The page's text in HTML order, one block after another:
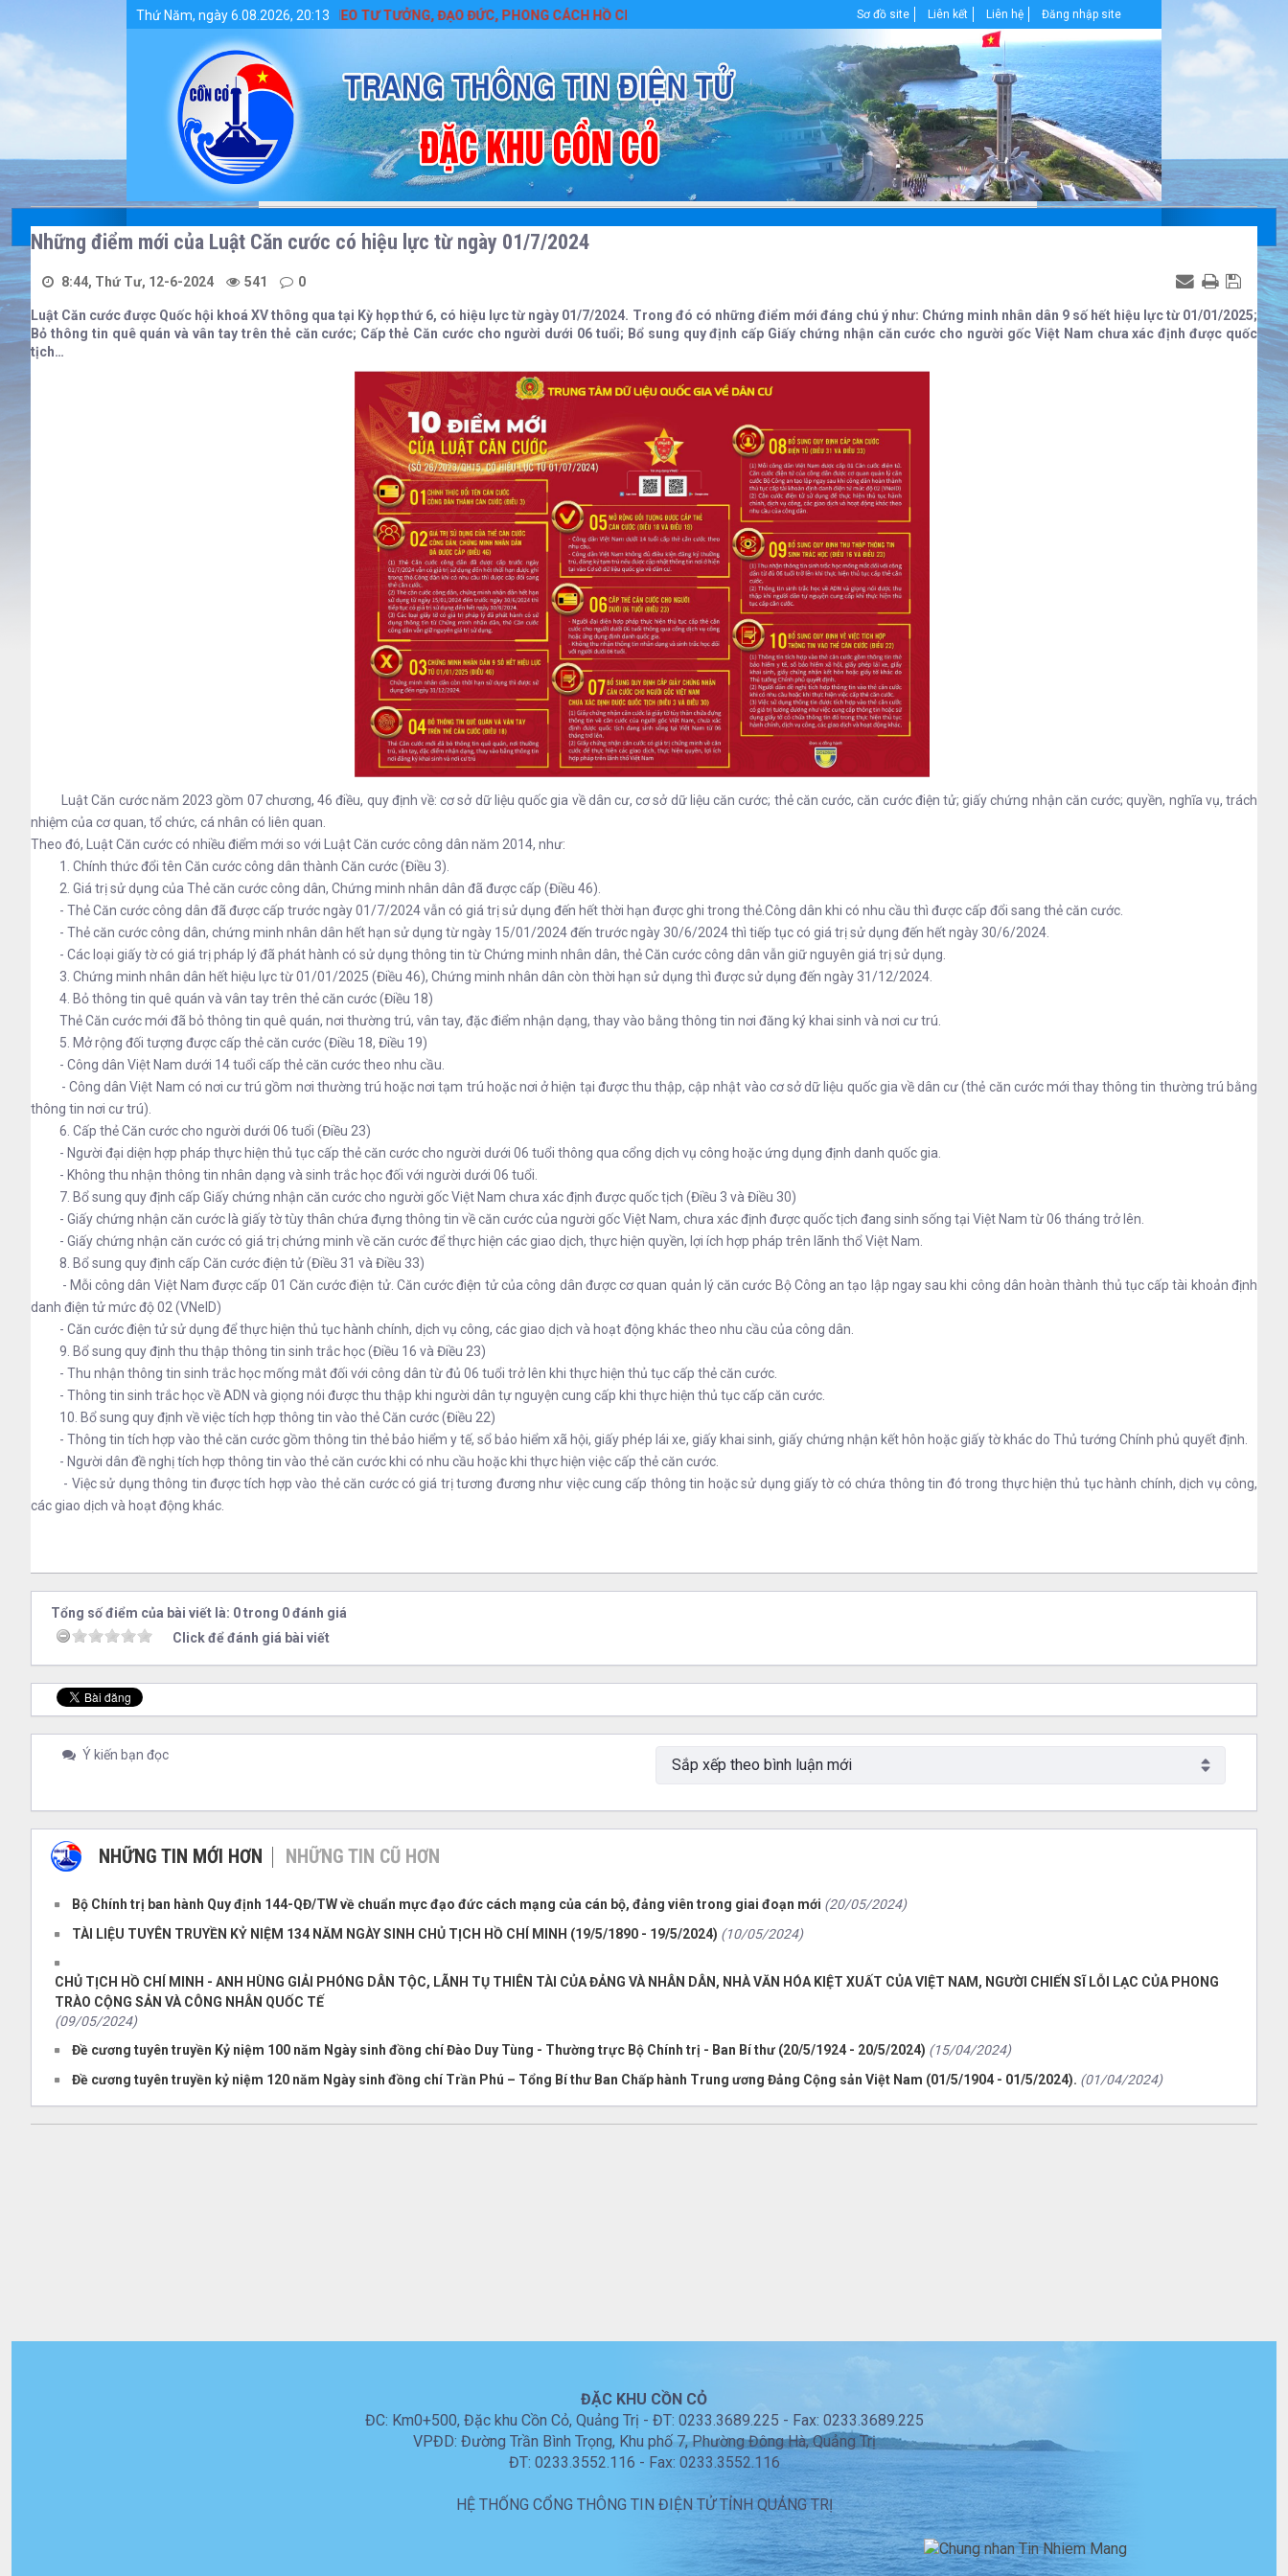
Chi tiết tin tức - Huyện Cồn Cỏ
Thứ Năm, ngày 6.08.2026, 20:13
ĐẨY MẠNH HỌC TẬP VÀ LÀM THEO TƯ TƯỞNG, ĐẠO ĐỨC, PHONG CÁCH HỒ CHÍ MINH Sơ đồ site Liên kết Liên hệ Đăng nhập site
Những điểm mới của Luật Căn cước có hiệu lực từ ngày 01/7/2024
8:44, Thứ Tư, 12-6-2024 541 0
Luật Căn cước được Quốc hội khoá XV thông qua tại Kỳ họp thứ 6, có hiệu lực từ ngày 01/7/2024. Trong đó có những điểm mới đáng chú ý như: Chứng minh nhân dân 9 số hết hiệu lực từ 01/01/2025;
Bỏ thông tin quê quán và vân tay trên thẻ căn cước; Cấp thẻ Căn cước cho người dưới 06 tuổi; Bổ sung quy định cấp Giấy chứng nhận căn cước cho người gốc Việt Nam chưa xác định được quốc
tịch…
Luật Căn cước năm 2023 gồm 07 chương, 46 điều, quy định về: cơ sở dữ liệu quốc gia về dân cư, cơ sở dữ liệu căn cước; thẻ căn cước, căn cước điện tử; giấy chứng nhận căn cước; quyền, nghĩa vụ, trách
nhiệm của cơ quan, tổ chức, cá nhân có liên quan.
Theo đó, Luật Căn cước có nhiều điểm mới so với Luật Căn cước công dân năm 2014, như:
1. Chính thức đổi tên Căn cước công dân thành Căn cước (Điều 3).
2. Giá trị sử dụng của Thẻ căn cước công dân, Chứng minh nhân dân đã được cấp (Điều 46).
- Thẻ Căn cước công dân đã được cấp trước ngày 01/7/2024 vẫn có giá trị sử dụng đến hết thời hạn được ghi trong thẻ.Công dân khi có nhu cầu thì được cấp đổi sang thẻ căn cước.
- Thẻ căn cước công dân, chứng minh nhân dân hết hạn sử dụng từ ngày 15/01/2024 đến trước ngày 30/6/2024 thì tiếp tục có giá trị sử dụng đến hết ngày 30/6/2024.
- Các loại giấy tờ có giá trị pháp lý đã phát hành có sử dụng thông tin từ Chứng minh nhân dân, thẻ Căn cước công dân vẫn giữ nguyên giá trị sử dụng.
3. Chứng minh nhân dân hết hiệu lực từ 01/01/2025 (Điều 46), Chứng minh nhân dân còn thời hạn sử dụng thì được sử dụng đến ngày 31/12/2024.
4. Bỏ thông tin quê quán và vân tay trên thẻ căn cước (Điều 18)
Thẻ Căn cước mới đã bỏ thông tin quê quán, nơi thường trú, vân tay, đặc điểm nhận dạng, thay vào bằng thông tin nơi đăng ký khai sinh và nơi cư trú.
5. Mở rộng đối tượng được cấp thẻ căn cước (Điều 18, Điều 19)
- Công dân Việt Nam dưới 14 tuổi cấp thẻ căn cước theo nhu cầu.
- Công dân Việt Nam có nơi cư trú gồm nơi thường trú hoặc nơi tạm trú hoặc nơi ở hiện tại được thu thập, cập nhật vào cơ sở dữ liệu quốc gia về dân cư (thẻ căn cước mới thay thông tin thường trú bằng
thông tin nơi cư trú).
6. Cấp thẻ Căn cước cho người dưới 06 tuổi (Điều 23)
- Người đại diện hợp pháp thực hiện thủ tục cấp thẻ căn cước cho người dưới 06 tuổi thông qua cổng dịch vụ công hoặc ứng dụng định danh quốc gia.
- Không thu nhận thông tin nhân dạng và sinh trắc học đối với người dưới 06 tuổi.
7. Bổ sung quy định cấp Giấy chứng nhận căn cước cho người gốc Việt Nam chưa xác định được quốc tịch (Điều 3 và Điều 30)
- Giấy chứng nhận căn cước là giấy tờ tùy thân chứa đựng thông tin về căn cước của người gốc Việt Nam, chưa xác định được quốc tịch đang sinh sống tại Việt Nam từ 06 tháng trở lên.
- Giấy chứng nhận căn cước có giá trị chứng minh về căn cước để thực hiện các giao dịch, thực hiện quyền, lợi ích hợp pháp trên lãnh thổ Việt Nam.
8. Bổ sung quy định cấp Căn cước điện tử (Điều 31 và Điều 33)
- Mỗi công dân Việt Nam được cấp 01 Căn cước điện tử. Căn cước điện tử của công dân được cơ quan quản lý căn cước Bộ Công an tạo lập ngay sau khi công dân hoàn thành thủ tục cấp tài khoản định
danh điện tử mức độ 02 (VNeID)
- Căn cước điện tử sử dụng để thực hiện thủ tục hành chính, dịch vụ công, các giao dịch và hoạt động khác theo nhu cầu của công dân.
9. Bổ sung quy định thu thập thông tin sinh trắc học (Điều 16 và Điều 23)
- Thu nhận thông tin sinh trắc học mống mắt đối với công dân từ đủ 06 tuổi trở lên khi thực hiện thủ tục cấp thẻ căn cước.
- Thông tin sinh trắc học về ADN và giọng nói được thu thập khi người dân tự nguyện cung cấp khi thực hiện thủ tục cấp căn cước.
10. Bổ sung quy định về việc tích hợp thông tin vào thẻ Căn cước (Điều 22)
- Thông tin tích hợp vào thẻ căn cước gồm thông tin thẻ bảo hiểm y tế, sổ bảo hiểm xã hội, giấy phép lái xe, giấy khai sinh, giấy chứng nhận kết hôn hoặc giấy tờ khác do Thủ tướng Chính phủ quyết định.
- Người dân đề nghị tích hợp thông tin vào thẻ căn cước khi có nhu cầu hoặc khi thực hiện việc cấp thẻ căn cước.
- Việc sử dụng thông tin được tích hợp vào thẻ căn cước có giá trị tương đương như việc cung cấp thông tin hoặc sử dụng giấy tờ có chứa thông tin đó trong thực hiện thủ tục hành chính, dịch vụ công,
các giao dịch và hoạt động khác.
Tổng số điểm của bài viết là: 0 trong 0 đánh giá
Click để đánh giá bài viết
Ý kiến bạn đọc
NHỮNG TIN MỚI HƠN NHỮNG TIN CŨ HƠN
Bộ Chính trị ban hành Quy định 144-QĐ/TW về chuẩn mực đạo đức cách mạng của cán bộ, đảng viên trong giai đoạn mới (20/05/2024)
TÀI LIỆU TUYÊN TRUYỀN KỶ NIỆM 134 NĂM NGÀY SINH CHỦ TỊCH HỒ CHÍ MINH (19/5/1890 - 19/5/2024) (10/05/2024)
CHỦ TỊCH HỒ CHÍ MINH - ANH HÙNG GIẢI PHÓNG DÂN TỘC, LÃNH TỤ THIÊN TÀI CỦA ĐẢNG VÀ NHÂN DÂN, NHÀ VĂN HÓA KIỆT XUẤT CỦA VIỆT NAM, NGƯỜI CHIẾN SĨ LỖI LẠC CỦA PHONG
TRÀO CỘNG SẢN VÀ CÔNG NHÂN QUỐC TẾ
(09/05/2024)
Đề cương tuyên truyền Kỷ niệm 100 năm Ngày sinh đồng chí Đào Duy Tùng - Thường trực Bộ Chính trị - Ban Bí thư (20/5/1924 - 20/5/2024) (15/04/2024)
Đề cương tuyên truyền kỷ niệm 120 năm Ngày sinh đồng chí Trần Phú – Tổng Bí thư Ban Chấp hành Trung ương Đảng Cộng sản Việt Nam (01/5/1904 - 01/5/2024). (01/04/2024)
ĐẶC KHU CỒN CỎ
ĐC: Km0+500, Đặc khu Cồn Cỏ, Quảng Trị - ĐT: 0233.3689.225 - Fax: 0233.3689.225
VPĐD: Đường Trần Bình Trọng, Khu phố 7, Phường Đông Hà, Quảng Trị
ĐT: 0233.3552.116 - Fax: 0233.3552.116
HỆ THỐNG CỔNG THÔNG TIN ĐIỆN TỬ TỈNH QUẢNG TRỊ